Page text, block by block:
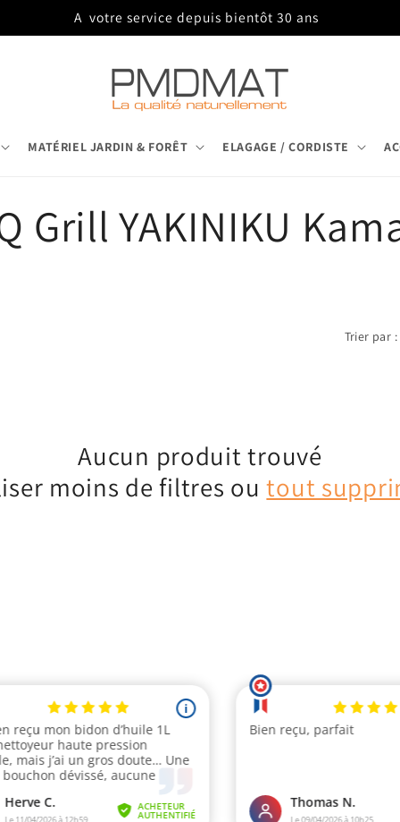
A votre service depuis bientôt 30 ans
MATÉRIEL JARDIN & FORÊT ELAGAGE / CORDISTE
Grill YAKINIKU
Trier par :
Aucun produit trouvé
moins de filtres outout